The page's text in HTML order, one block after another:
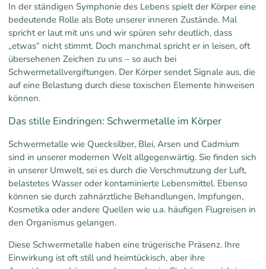
In der ständigen Symphonie des Lebens spielt der Körper eine
bedeutende Rolle als Bote unserer inneren Zustände. Mal
spricht er laut mit uns und wir spüren sehr deutlich, dass
„etwas“ nicht stimmt. Doch manchmal spricht er in leisen, oft
übersehenen Zeichen zu uns – so auch bei
Schwermetallvergiftungen. Der Körper sendet Signale aus, die
auf eine Belastung durch diese toxischen Elemente hinweisen
können.
Das stille Eindringen: Schwermetalle im Körper
Schwermetalle wie Quecksilber, Blei, Arsen und Cadmium
sind in unserer modernen Welt allgegenwärtig. Sie finden sich
in unserer Umwelt, sei es durch die Verschmutzung der Luft,
belastetes Wasser oder kontaminierte Lebensmittel. Ebenso
können sie durch zahnärztliche Behandlungen, Impfungen,
Kosmetika oder andere Quellen wie u.a. häufigen Flugreisen in
den Organismus gelangen.
Diese Schwermetalle haben eine trügerische Präsenz. Ihre
Einwirkung ist oft still und heimtückisch, aber ihre